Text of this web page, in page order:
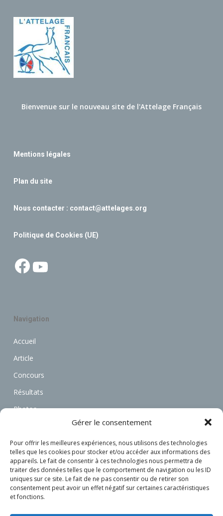
Gérer le consentement
Pour offrir les meilleures expériences, nous utilisons des technologies
telles que les cookies pour stocker et/ou accéder aux informations des
appareils. Le fait de consentir à ces technologies nous permettra de
traiter des données telles que le comportement de navigation ou les ID
uniques sur ce site. Le fait de ne pas consentir ou de retirer son
consentement peut avoir un effet négatif sur certaines caractéristiques
et fonctions.
Bienvenue sur le nouveau site de l'Attelage Français
Mentions légales
Plan du site
Nous contacter : contact@attelages.org
Politique de Cookies (UE)
Facebook
Navigation
Accueil
Article
Concours
Résultats
Photos
Annonces
Associations
Actualités
Connexion